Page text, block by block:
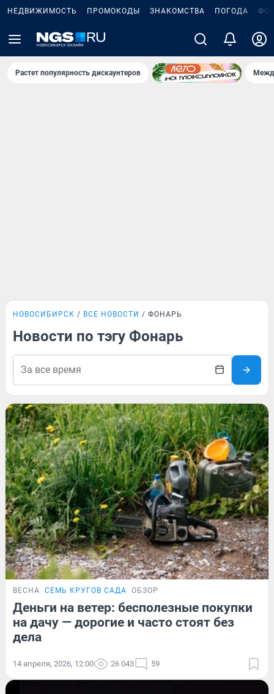
НЕДВИЖИМОСТЬ ПРОМОКОДЫ ЗНАКОМСТВА ПОГОДА
Растет популярность дискаунтеров
НОВОСИБИРСК ВСЕ НОВОСТИ ФОНАРЬ
Новости по тэгу Фонарь
ВЕСНА СЕМЬ КРУГОВ САДА ОБЗОР
Деньги на ветер: бесполезные покупки
на дачу — дорогие и часто стоят без
дела
14 апреля, 2026, 12:00 26 043 59